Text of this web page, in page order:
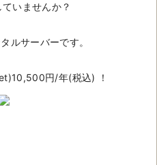
いませんか？
ルサーバーです。
円/年(税込) ！